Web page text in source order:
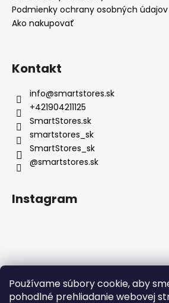
Používame súbory cookie, aby
pohodlné prehliadanie webovej
Podmienky ochrany osobných údajov
Ako nakupovať
Kontakt
info@smartstores.sk
+421904211125
SmartStores.sk
smartstores_sk
SmartStores_sk
@smartstores.sk
Instagram
Sledovať na